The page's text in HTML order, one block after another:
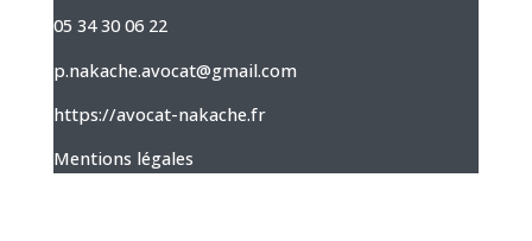
05 34 30 06 22
p.nakache.avocat@gmail.com
https://avocat-nakache.fr
Mentions légales